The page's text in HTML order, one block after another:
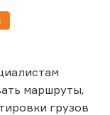
маршруты,
грузов